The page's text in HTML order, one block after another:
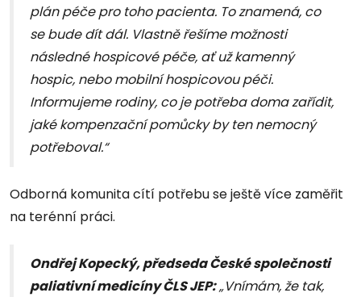
plán péče pro toho pacienta. To znamená, co
se bude dít dál. Vlastně řešíme možnosti
následné hospicové péče, ať už kamenný
hospic, nebo mobilní hospicovou péči.
Informujeme rodiny, co je potřeba doma zařídit,
jaké kompenzační pomůcky by ten nemocný
potřeboval.“
Odborná komunita cítí potřebu se ještě více zaměřit
na terénní práci.
Ondřej Kopecký, předseda České společnosti
paliativní medicíny ČLS JEP:„Vnímám, že tak,